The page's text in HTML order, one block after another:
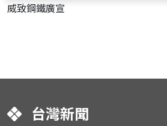
威致鋼鐵廣宣
台灣新聞